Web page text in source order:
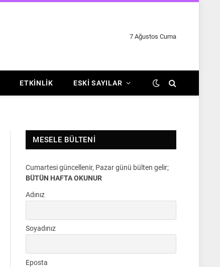
7 Ağustos Cuma
ETKINLIK ESKI SAYILAR
MESELE BÜLTENI
Cumartesi güncellenir, Pazar günü bülten gelir;
BÜTÜN HAFTA OKUNUR
Adınız
Soyadınız
Eposta